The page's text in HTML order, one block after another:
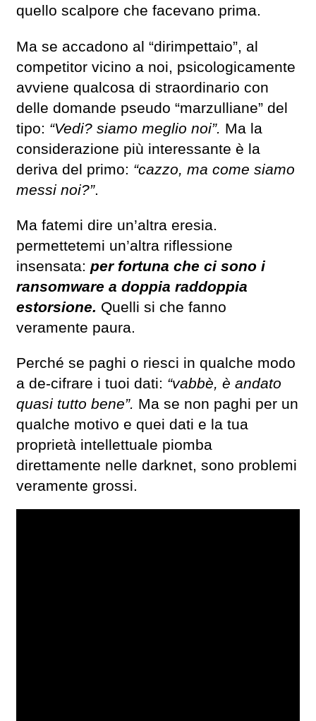
quello scalpore che facevano prima.
Ma se accadono al “dirimpettaio”, al
competitor vicino a noi, psicologicamente
avviene qualcosa di straordinario con
delle domande pseudo “marzulliane” del
tipo: “Vedi? siamo meglio noi”. Ma la
considerazione più interessante è la
deriva del primo: “cazzo, ma come siamo
messi noi?”.
Ma fatemi dire un’altra eresia.
permettetemi un’altra riflessione
insensata: per fortuna che ci sono i
ransomware a doppia raddoppia
estorsione. Quelli si che fanno
veramente paura.
Perché se paghi o riesci in qualche modo
a de-cifrare i tuoi dati: “vabbè, è andato
quasi tutto bene”. Ma se non paghi per un
qualche motivo e quei dati e la tua
proprietà intellettuale piomba
direttamente nelle darknet, sono problemi
veramente grossi.